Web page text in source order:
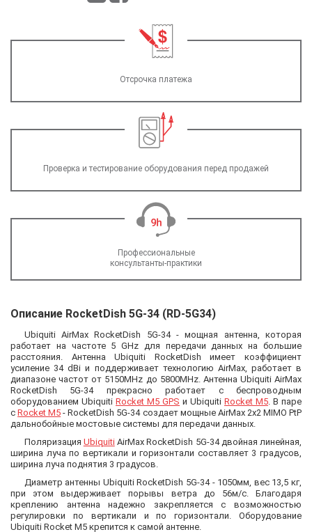
Отсрочка платежа
Проверка и тестирование оборудования перед продажей
Профессиональные
консультанты-практики
Описание RocketDish 5G-34 (RD-5G34)
Ubiquiti AirMax RocketDish 5G-34- мощная антенна, которая
работает на частоте 5 GHz для передачи данных на большие
расстояния. Антенна Ubiquiti RocketDish имеет коэффициент
усиление 34 dBi и поддерживает технологию AirMax, работает в
диапазоне частот от 5150MHz до 5800MHz. Антенна Ubiquiti AirMax
RocketDish 5G-34 прекрасно работает с беспроводным
оборудованием Ubiquiti Rocket M5 GPS и Ubiquiti Rocket M5. В паре
сRocket M5 - RocketDish 5G-34 создает мощные AirMax 2x2 MIMO PtP
дальнобойные мостовые системы для передачи данных.
Поляризация UbiquitiAirMax RocketDish 5G-34 двойная линейная,
ширина луча по вертикали и горизонтали составляет 3 градусов,
ширина луча поднятия 3 градусов.
Диаметр антенны Ubiquiti RocketDish 5G-34 - 1050мм, вес 13,5 кг,
при этом выдерживает порывы ветра до 56м/с. Благодаря
креплению антенна надежно закрепляется с возможностью
регулировки по вертикали и по горизонтали. Оборудование
Ubiquiti Rocket М5 крепится к самой антенне.